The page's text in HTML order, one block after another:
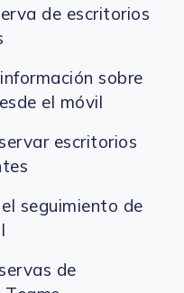
de escritorios
sobre
el móvil
escritorios
seguimiento de
de